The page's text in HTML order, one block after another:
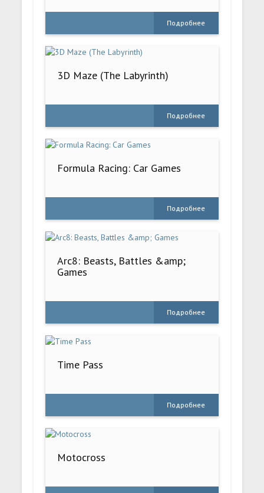
Подробнее
3D Maze (The Labyrinth)
Подробнее
Formula Racing: Car Games
Подробнее
Arc8: Beasts, Battles &amp;
Games
Подробнее
Time Pass
Подробнее
Motocross